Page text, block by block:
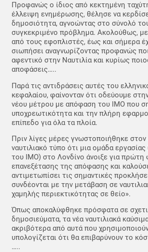
Προφανώς ο ίδιος από κεκτημένη
έλλειψη ενημέρωσης, θέλησε να
δημοσιότητα, αγνοώντας στο σύνολό
συγκεκριμένο πρόβλημα. Ακολούθως,
από τους εφοπλιστές, έως και σήμερα
σιωπήσει αναγνωρίζοντας προφανώς
αφεντικό στην Ναυτιλία και κυρίως
αποφάσεις…..
Παρά τις αντιδράσεις αυτές του
κεφαλαίου, φαίνονταν ότι οδεύουμε
νέου μέτρου με απόφαση του IMO που
υποχρεωτικότητα και την πλήρη
επίπεδο για όλα τα πλοία.
Πριν λίγες μέρες γνωστοποιήθηκε στον
ναυτιλιακό τύπο ότι μια ομάδα
του IMO) στο Λονδίνο άνοιξε για
επανεξέτασης της απόφασης και
αντιμετωπίσει τις σημαντικές
συνδέονται με την μετάβαση σε
χαμηλής περιεκτικότητας σε θείο».
Όπως αποκαλύφθηκε πρόσφατα σε
δημοσιεύματα, τα νέα ναυτιλιακά
ακριβότερα από αυτά που
υπολογίζεται ότι θα επιβαρύνουν το
…..